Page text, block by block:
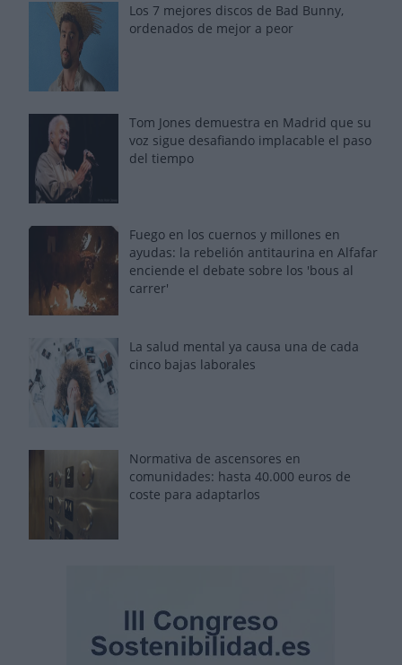
Los 7 mejores discos de Bad Bunny,
ordenados de mejor a peor
Tom Jones demuestra en Madrid que su
voz sigue desafiando implacable el paso
del tiempo
Fuego en los cuernos y millones en
ayudas: la rebelión antitaurina en Alfafar
enciende el debate sobre los 'bous al
carrer'
La salud mental ya causa una de cada
cinco bajas laborales
Normativa de ascensores en
comunidades: hasta 40.000 euros de
coste para adaptarlos